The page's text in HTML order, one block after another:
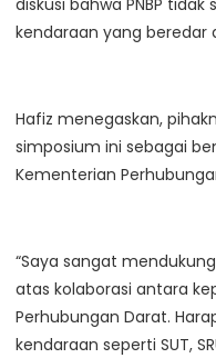
diskusi bahwa PNBP
kendaraan yang beredar
Hafiz menegaskan,
simposium ini sebagai
Kementerian
“Saya sangat
atas kolaborasi antara
Perhubungan Darat.
kendaraan seperti SUT,